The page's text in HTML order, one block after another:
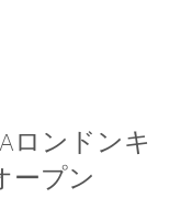
ロンドンキ
ープン